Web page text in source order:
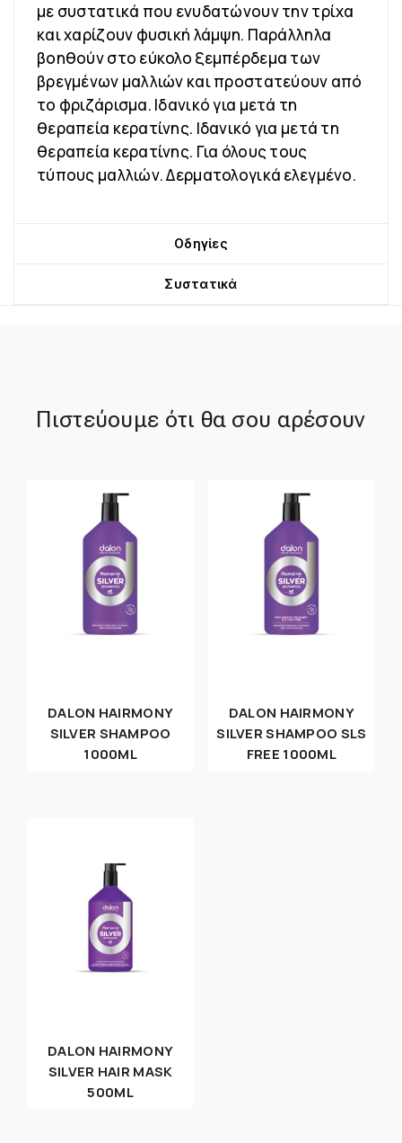
με συστατικά που ενυδατώνουν την τρίχα
και χαρίζουν φυσική λάμψη. Παράλληλα
βοηθούν στο εύκολο ξεμπέρδεμα των
βρεγμένων μαλλιών και προστατεύουν από
το φριζάρισμα. Ιδανικό για μετά τη
θεραπεία κερατίνης. Ιδανικό για μετά τη
θεραπεία κερατίνης. Για όλους τους
τύπους μαλλιών. Δερματολογικά ελεγμένο.
Οδηγίες
Συστατικά
Πιστεύουμε ότι θα σου αρέσουν
DALON HAIRMONY
SILVER SHAMPOO
1000ML
DALON HAIRMONY
SILVER SHAMPOO SLS
FREE 1000ML
DALON HAIRMONY
SILVER HAIR MASK
500ML